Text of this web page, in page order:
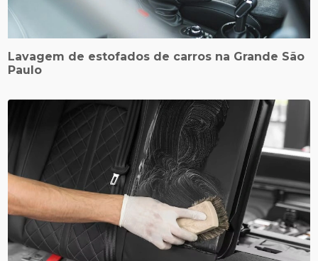
Lavagem de estofados de carros na Grande São
Paulo